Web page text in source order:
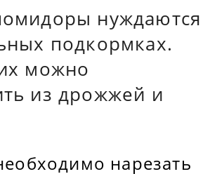
нуждаются
подкормках.
можно
из дрожжей и
нарезать